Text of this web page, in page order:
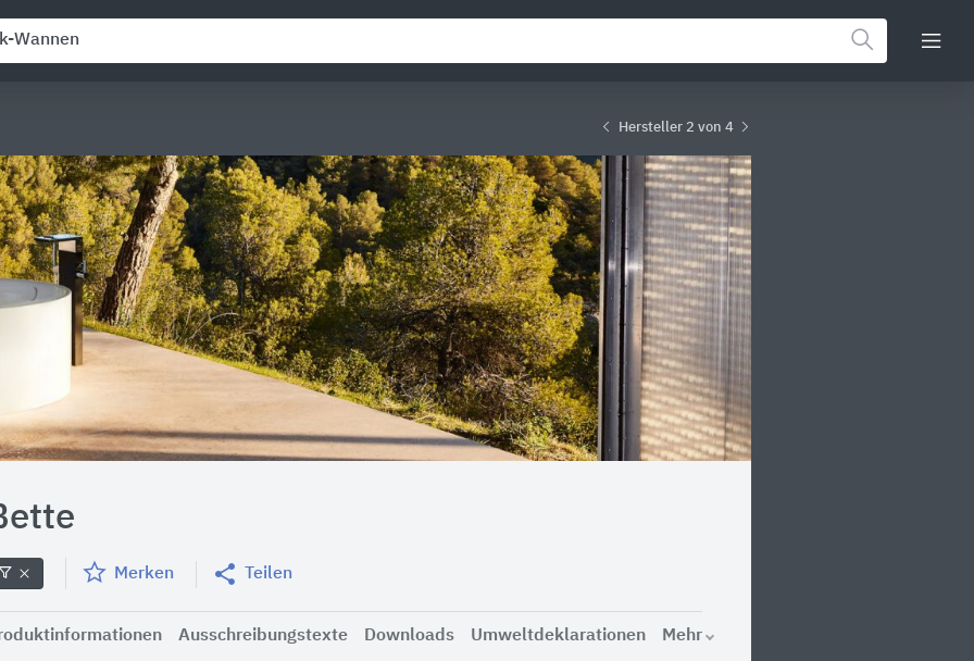
Hersteller 2 von 4
Merken Teilen
Ausschreibungstexte Downloads Umweltdeklarationen Mehr